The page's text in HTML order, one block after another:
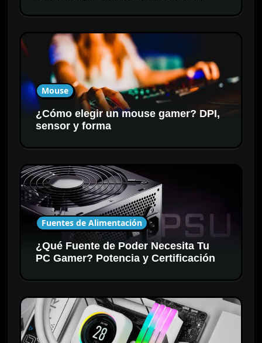
Mouse
¿Cómo elegir un mouse gamer? DPI,
sensor y forma
Fuentes de Alimentación
¿Qué Fuente de Poder Necesita Tu
PC Gamer? Potencia y Certificación